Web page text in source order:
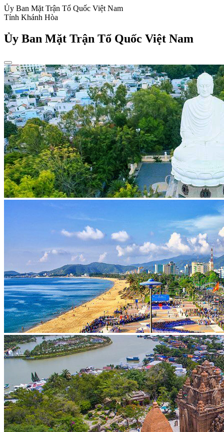
Ủy Ban Mặt Trận Tổ Quốc Việt Nam
Tỉnh Khánh Hòa
Ủy Ban Mặt Trận Tổ Quốc Việt Nam